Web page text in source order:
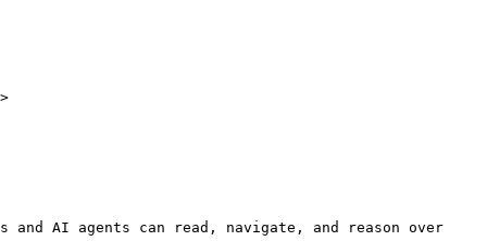
and AI agents can read, navigate, and reason over